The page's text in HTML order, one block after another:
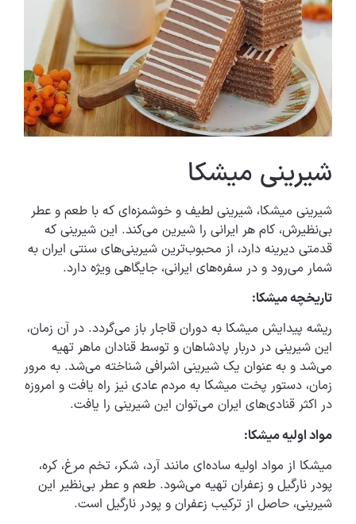
شیرینی میشکا
شیرینی میشکا، شیرینی لطیف و خوشمزه‌ای که با طعم و عطر
بی‌نظیرش، کام هر ایرانی را شیرین می‌کند. این شیرینی که
قدمتی دیرینه دارد، از محبوب‌ترین شیرینی‌های سنتی ایران به
شمار می‌رود و در سفره‌های ایرانی، جایگاهی ویژه دارد.
تاریخچه میشکا:
ریشه پیدایش میشکا به دوران قاجار باز می‌گردد. در آن زمان،
این شیرینی در دربار پادشاهان و توسط قنادان ماهر تهیه
می‌شد و به عنوان یک شیرینی اشرافی شناخته می‌شد. به مرور
زمان، دستور پخت میشکا به مردم عادی نیز راه یافت و امروزه
در اکثر قنادی‌های ایران می‌توان این شیرینی را یافت.
مواد اولیه میشکا:
میشکا از مواد اولیه ساده‌ای مانند آرد، شکر، تخم مرغ، کره،
پودر نارگیل و زعفران تهیه می‌شود. طعم و عطر بی‌نظیر این
شیرینی، حاصل از ترکیب زعفران و پودر نارگیل است.